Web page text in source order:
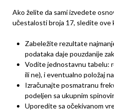
Ako želite da sami izvedete
učestalosti broja 17, sledite ove
Zabeležite rezultate
podataka daje pouzdanije
Vodite jednostavnu tabelu:
ili ne), i eventualno položaj
Izračunajte posmatranu
podeljen sa ukupnim
Uporedite sa očekivanom